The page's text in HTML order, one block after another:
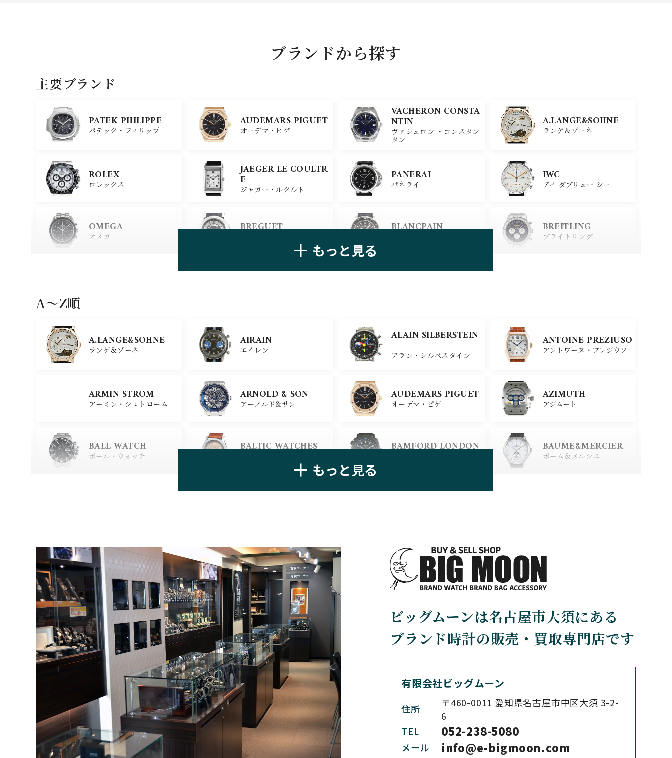
ブランドから探す
主要ブランド
PATEK PHILIPPE
パテック・フィリップ
AUDEMARS PIGUET
オーデマ・ピゲ
VACHERON CONSTA
NTIN
ヴァシュロン ・コンスタン
タン
A.LANGE&SOHNE
ランゲ＆ゾーネ
ROLEX
ロレックス
JAEGER LE COULTR
E
ジャガー・ルクルト
PANERAI
パネライ
IWC
アイ ダブリュー シー
OMEGA
オメガ
BREGUET BLANCPAIN BREITLING
ブライトリング
X
ジラール・ペルゴ
ユリスナルダン
BELL＆ROSS
ベル＆ロス ジン
カルティエ シャネル ショパール セイコー
グラスヒュッテ・オリジナ
ル
クロノスイス
アラン・シルベスタイン
シチズン
もっと見る
A〜Z順
A.LANGE&SOHNE
ランゲ＆ゾーネ
AIRAIN
エイレン
ALAIN SILBERSTEIN
アラン・シルベスタイン
ANTOINE PREZIUSO
アントワーヌ・プレジウソ
ARMIN STROM
アーミン・シュトローム
ARNOLD & SON
アーノルド&サン
AUDEMARS PIGUET
オーデマ・ピゲ
AZIMUTH
アジムート
BALL WATCH
ボール・ウォッチ
BALTIC WATCHES BAMFORD LONDON BAUME&MERCIER
ボーム＆メルシエ
BOVET
ボヴェ
BREGUET
ブレゲ
BREITLING
ブライトリング
shutte
BULOVA
ブローバ
BVLGARI
ブルガリ
CARL F. BUCHERER
カール F. ブヘラ
CARTIER
カルティエ
CASIO
カシオ
CEDRIC JOHNER
セドリックジョナー
CHRISTOPHER WAR
クリストファー・ウォード
CHRONO TOKYO
クロノトウキョウ
CHRONOSWISS
もっと見る
ビッグムーンは名古屋市大須にある
ブランド時計の販売・買取専門店です
有限会社ビッグムーン
住所 〒460-0011 愛知県名古屋市中区大須 3-2-
6
TEL
052-238-5080
メール info@e-bigmoon.com